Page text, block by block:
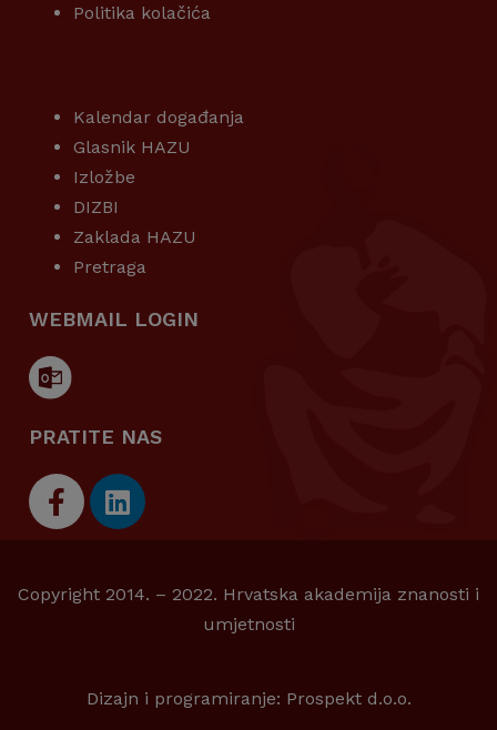
Politika kolačića
Kalendar događanja
Glasnik HAZU
Izložbe
DIZBI
Zaklada HAZU
Pretraga
WEBMAIL LOGIN
PRATITE NAS
Copyright 2014. – 2022. Hrvatska akademija znanosti i
umjetnosti
Dizajn i programiranje: Prospekt d.o.o.